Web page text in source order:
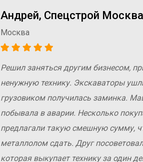
Андрей, Спецстрой Москва
Москва
Решил заняться другим бизнесом,
ненужную технику. Экскаваторы
грузовиком получилась заминка.
побывала в аварии. Несколько
предлагали такую смешную сумму,
металлолом сдать. Друг
которая выкупает технику за один